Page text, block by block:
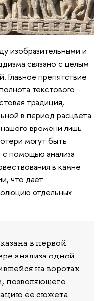
изобразительными и
связано с целым
Главное препятствие
текстового
традиция,
в период расцвета
времени лишь
могут быть
с помощью анализа
в камне
что дает
отдельных
в первой
анализа одной
на воротах
позволяющего
ее сюжета